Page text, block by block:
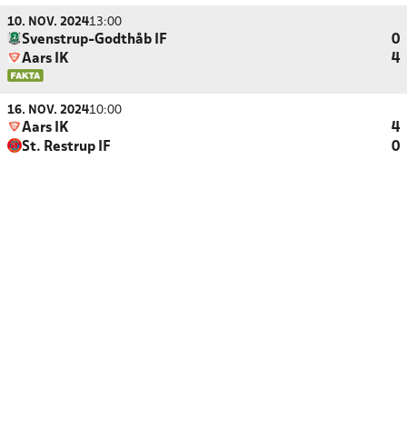
10. NOV. 202413:00
Svenstrup-Godthåb IF
0
Aars IK
4
16. NOV. 202410:00
Aars IK
4
St. Restrup IF
0